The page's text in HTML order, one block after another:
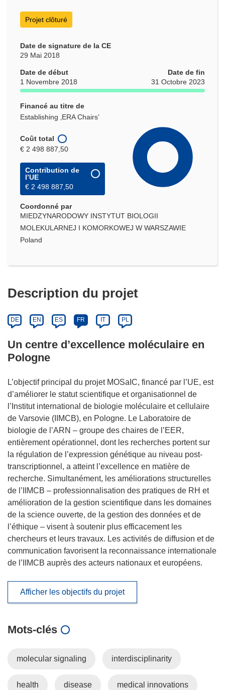
Projet clôturé
Date de signature de la CE
29 Mai 2018
Date de début
1 Novembre 2018
Date de fin
31 Octobre 2023
Financé au titre de
Establishing ‚ERA Chairs’
Coût total
€ 2 498 887,50
Contribution de
l’UE
€ 2 498 887,50
Coordonné par
MIEDZYNARODOWY INSTYTUT BIOLOGII
MOLEKULARNEJ I KOMORKOWEJ W WARSZAWIE
Poland
Description du projet
DE EN ES FR IT PL
Un centre d’excellence moléculaire en
Pologne
L’objectif principal du projet MOSaIC, financé par l’UE, est
d’améliorer le statut scientifique et organisationnel de
l’Institut international de biologie moléculaire et cellulaire
de Varsovie (IIMCB), en Pologne. Le Laboratoire de
biologie de l’ARN – groupe des chaires de l’EER,
entièrement opérationnel, dont les recherches portent sur
la régulation de l’expression génétique au niveau post-
transcriptionnel, a atteint l’excellence en matière de
recherche. Simultanément, les améliorations structurelles
de l’IIMCB – professionnalisation des pratiques de RH et
amélioration de la gestion scientifique dans les domaines
de la science ouverte, de la gestion des données et de
l’éthique – visent à soutenir plus efficacement les
chercheurs et leurs travaux. Les activités de diffusion et de
communication favorisent la reconnaissance internationale
de l’IIMCB auprès des acteurs nationaux et européens.
Afficher les objectifs du projet
Mots‑clés
molecular signaling interdisciplinarity
health disease medical innovations